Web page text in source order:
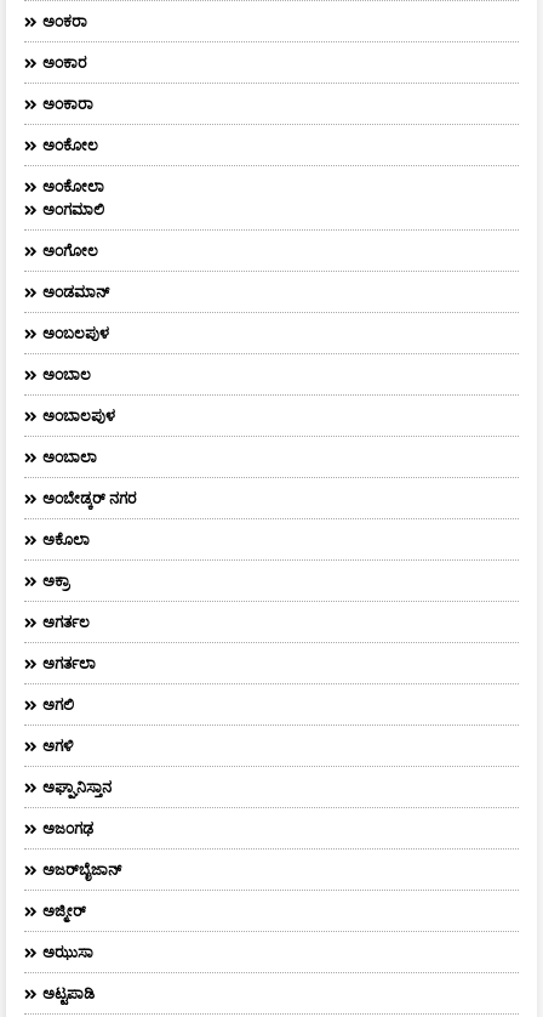
ಅಂಕರಾ
ಅಂಕಾರ
ಅಂಕಾರಾ
ಅಂಕೋಲ
ಅಂಕೋಲಾ
ಅಂಗಮಾಲಿ
ಅಂಗೋಲ
ಅಂಡಮಾನ್
ಅಂಬಲಪುಳ
ಅಂಬಾಲ
ಅಂಬಾಲಪುಳ
ಅಂಬಾಲಾ
ಅಂಬೇಡ್ಕರ್‌ ನಗರ
ಅಕೊಲಾ
ಅಕ್ರಾ
ಅಗರ್ತಲ
ಅಗರ್ತಲಾ
ಅಗಲಿ
ಅಗಳಿ
ಅಘ್ಘಾನಿಸ್ತಾನ
ಅಜಂಗಢ
ಅಜರ್‌ಬೈಜಾನ್
ಅಜ್ಮೀರ್
ಅಝುಸಾ
ಅಟ್ಟಪಾಡಿ